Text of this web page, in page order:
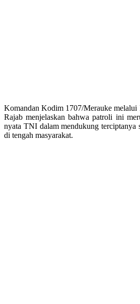
Komandan Kodim 1707/Merauke melalui
Rajab menjelaskan bahwa patroli ini
nyata TNI dalam mendukung terciptanya
di tengah masyarakat.